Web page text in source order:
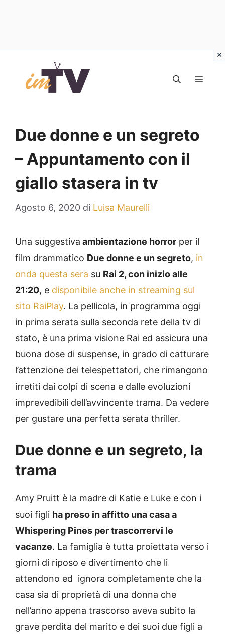
contenuto
Due donne e un segreto
– Appuntamento con il
giallo stasera in tv
Agosto 6, 2020 di Luisa Maurelli
Una suggestiva ambientazione horror per il
film drammatico Due donne e un segreto, in
onda questa sera su Rai 2, con inizio alle
21:20, e disponibile anche in streaming sul
sito RaiPlay. La pellicola, in programma oggi
in prima serata sulla seconda rete della tv di
stato, è una prima visione Rai ed assicura una
buona dose di suspense, in grado di catturare
l’attenzione dei telespettatori, che rimangono
irretiti dai colpi di scena e dalle evoluzioni
imprevedibili dell’avvincente trama. Da vedere
per gustare una perfetta serata thriller.
Due donne e un segreto, la
trama
Amy Pruitt è la madre di Katie e Luke e con i
suoi figli ha preso in affitto una casa a
Whispering Pines per trascorrervi le
vacanze. La famiglia è tutta proiettata verso i
giorni di riposo e divertimento che li
attendono ed ignora completamente che la
casa sia di proprietà di una donna che
nell’anno appena trascorso aveva subito la
grave perdita del marito e dei suoi due figli a